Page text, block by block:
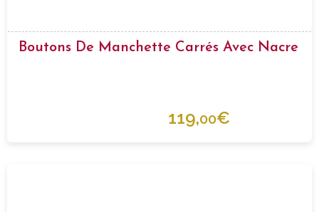
Boutons De Manchette Carrés Avec Nacre
119,00€